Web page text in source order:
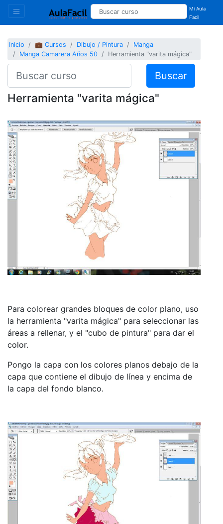
Mi Aula
Facil
Inicio 💼 Cursos Dibujo / Pintura
Manga
Manga Camarera Años 50
Herramienta "varita mágica"
Buscar
Herramienta "varita mágica"
Para colorear grandes bloques de color plano, uso
la herramienta "varita mágica" para seleccionar las
áreas a rellenar, y el "cubo de pintura" para dar el
color.
Pongo la capa con los colores planos debajo de la
capa que contiene el dibujo de línea y encima de
la capa del fondo blanco.